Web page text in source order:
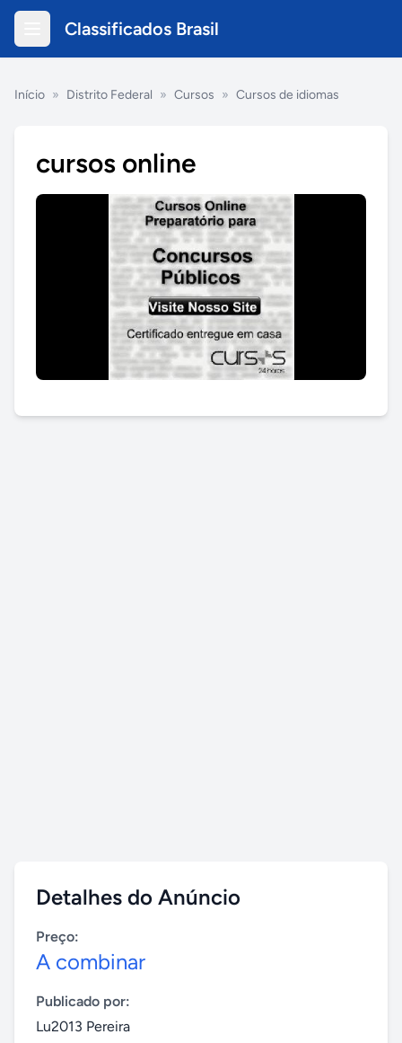
Classificados Brasil
Início » Distrito Federal » Cursos » Cursos de idiomas
cursos online
Detalhes do Anúncio
Preço:
A combinar
Publicado por:
Lu2013 Pereira